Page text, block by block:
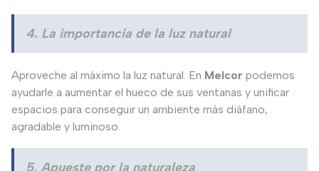
4. La importancia de la luz natural
Aproveche al máximo la luz natural. En Melcor podemos
ayudarle a aumentar el hueco de sus ventanas y unificar
espacios para conseguir un ambiente más diáfano,
agradable y luminoso.
5. Apueste por la naturaleza